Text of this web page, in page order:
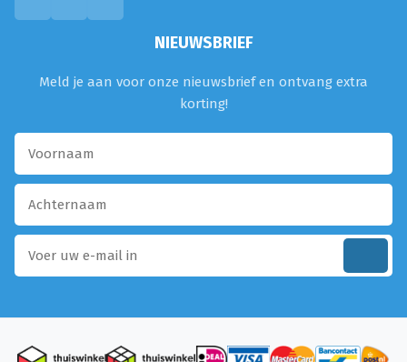
NIEUWSBRIEF
Meld je aan voor onze nieuwsbrief en ontvang extra
korting!